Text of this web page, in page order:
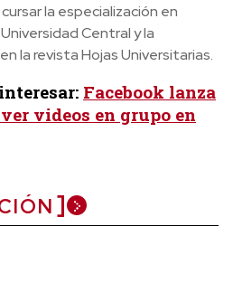
la especialización en
Central y la
la revista Hojas Universitarias.
Facebook lanza
videos en grupo en